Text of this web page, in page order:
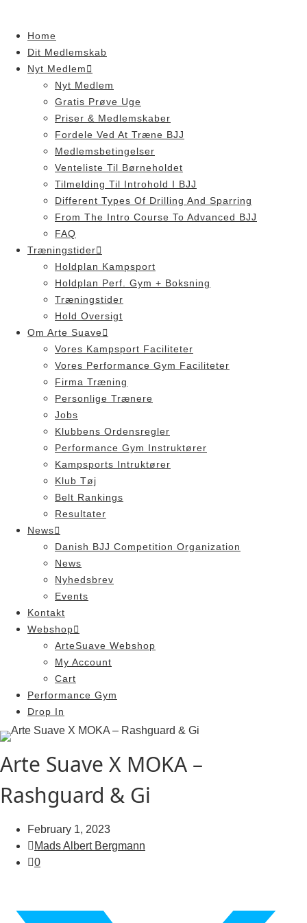
contentHome
Dit Medlemskab
Nyt Medlem
Nyt Medlem
Gratis Prøve Uge
Priser & Medlemskaber
Fordele Ved At Træne BJJ
Medlemsbetingelser
Venteliste Til Børneholdet
Tilmelding Til Introhold I BJJ
Different Types Of Drilling And Sparring
From The Intro Course To Advanced BJJ
FAQ
Træningstider
Holdplan Kampsport
Holdplan Perf. Gym + Boksning
Træningstider
Hold Oversigt
Om Arte Suave
Vores Kampsport Faciliteter
Vores Performance Gym Faciliteter
Firma Træning
Personlige Trænere
Jobs
Klubbens Ordensregler
Performance Gym Instruktører
Kampsports Intruktører
Klub Tøj
Belt Rankings
Resultater
News
Danish BJJ Competition Organization
News
Nyhedsbrev
Events
Kontakt
Webshop
ArteSuave Webshop
My Account
Cart
Performance Gym
Drop In
Arte Suave X MOKA –
Rashguard & Gi
February 1, 2023
Mads Albert Bergmann
0